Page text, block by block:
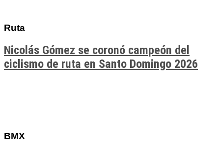
Ruta
Nicolás Gómez se coronó campeón del
ciclismo de ruta en Santo Domingo 2026
BMX